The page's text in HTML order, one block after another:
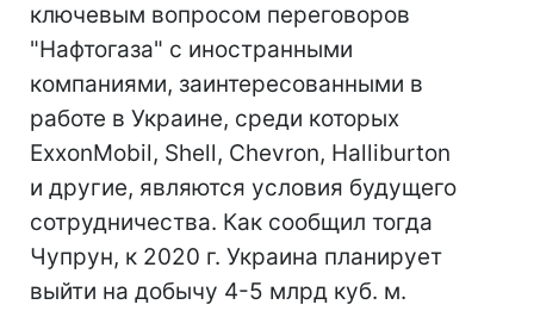
ключевым вопросом переговоров
"Нафтогаза" с иностранными
компаниями, заинтересованными в
работе в Украине, среди которых
ExxonMobil, Shell, Chevron, Halliburton
и другие, являются условия будущего
сотрудничества. Как сообщил тогда
Чупрун, к 2020 г. Украина планирует
выйти на добычу 4-5 млрд куб. м.